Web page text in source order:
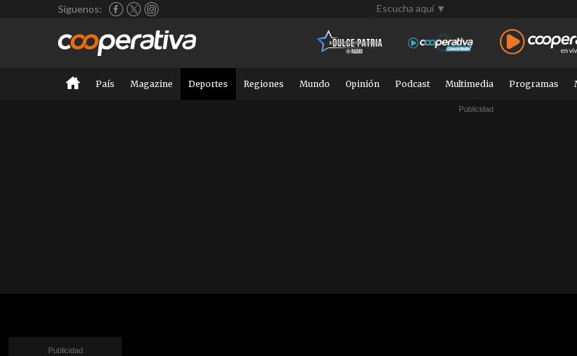
Síguenos: Escucha aquí ▼
País Magazine Deportes Regiones Mundo Opinión Podcast Multimedia Programas